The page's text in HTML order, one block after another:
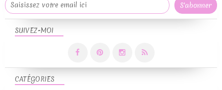
SUIVEZ-MOI
CATÉGORIES